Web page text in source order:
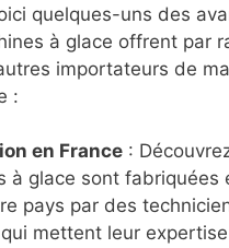
quelques-uns des
à glace offrent par
importateurs de
:
en France :
à glace sont fabriquées
pays par des
mettent leur